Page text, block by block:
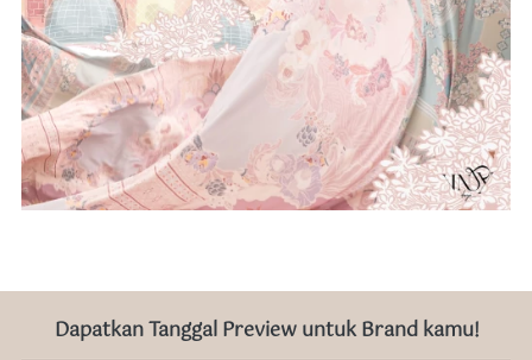
Dapatkan Tanggal Preview untuk Brand kamu!